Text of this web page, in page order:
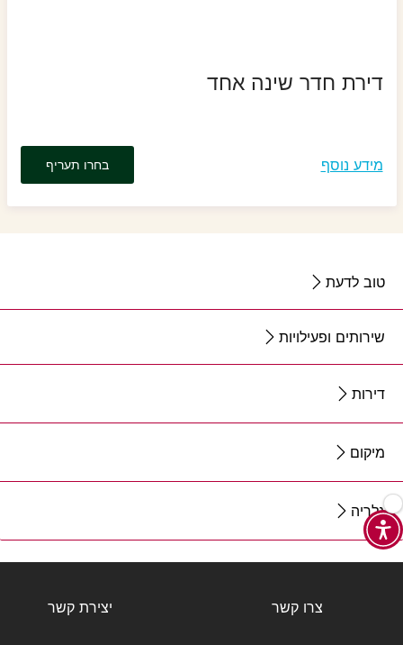
דירת חדר שינה אחד
מידע נוסף בחרו תעריף
טוב לדעת
שירותים ופעילויות
דירות
מיקום
גלריה
צרו קשר יצירת קשר